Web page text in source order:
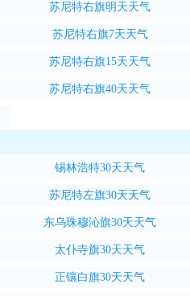
苏尼特右旗明天天气
苏尼特右旗7天天气
苏尼特右旗15天天气
苏尼特右旗40天天气
锡林浩特30天天气
苏尼特左旗30天天气
东乌珠穆沁旗30天天气
太仆寺旗30天天气
正镶白旗30天天气